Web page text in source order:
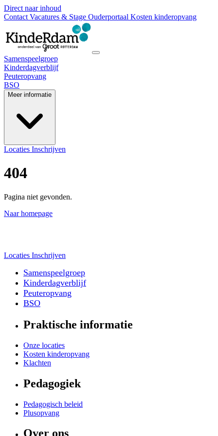
Direct naar inhoud
Contact Vacatures & Stage Ouderportaal Kosten kinderopvang
Samenspeelgroep
Kinderdagverblijf
Peuteropvang
BSO
Meer informatie
Locaties Inschrijven
404
Pagina niet gevonden.
Naar homepage
Locaties Inschrijven
Samenspeelgroep
Kinderdagverblijf
Peuteropvang
BSO
Praktische informatie
Onze locaties
Kosten kinderopvang
Klachten
Pedagogiek
Pedagogisch beleid
Plusopvang
Over ons